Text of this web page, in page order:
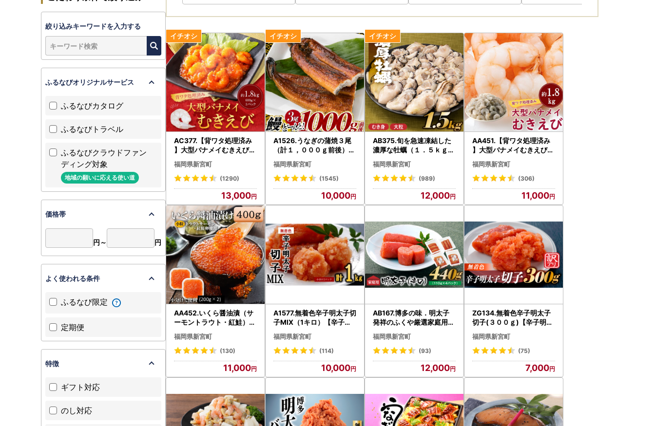
AC377.【背ワタ処理済み
】大型バナメイむきえび約
1.8kg（600g×3パック）
福岡県新宮町
(1290)
13,000
A1526.うなぎの蒲焼３尾
（計１，０００ｇ前後）『
１～２ヶ月前後でお届け！
！』
福岡県新宮町
(1545)
10,000
AB375.旬を急速凍結した
濃厚な牡蠣（１．５ｋｇ）
.バラ凍結.国産
福岡県新宮町
(989)
12,000
AA451.【背ワタ処理済み
】大型バナメイむきえび約
1.8kg（1パック）
福岡県新宮町
(306)
11,000
AA452.いくら醤油漬（サ
ーモントラウト・紅鮭）4
00g（200g×2パック）
福岡県新宮町
(130)
11,000
A1577.無着色辛子明太子切
子MIX（1キロ）【辛子明
太子】
福岡県新宮町
(114)
10,000
AB167.博多の味．明太子
発祥のふくや厳選家庭用明
太子(辛口)440g(110g×4
パック)
福岡県新宮町
(93)
12,000
ZG134.無着色辛子明太子
切子(３００ｇ)【辛子明太
子】
福岡県新宮町
(75)
7,000
絞り込みキーワードを入力する
ふるなびオリジナルサービス
ふるなびカタログ
ふるなびトラベル
ふるなびクラウドファン
ディング対象
地域の願いに応える使い道
価格帯
円～ 円
よく使われる条件
ふるなび限定
定期便
特徴
ギフト対応
のし対応